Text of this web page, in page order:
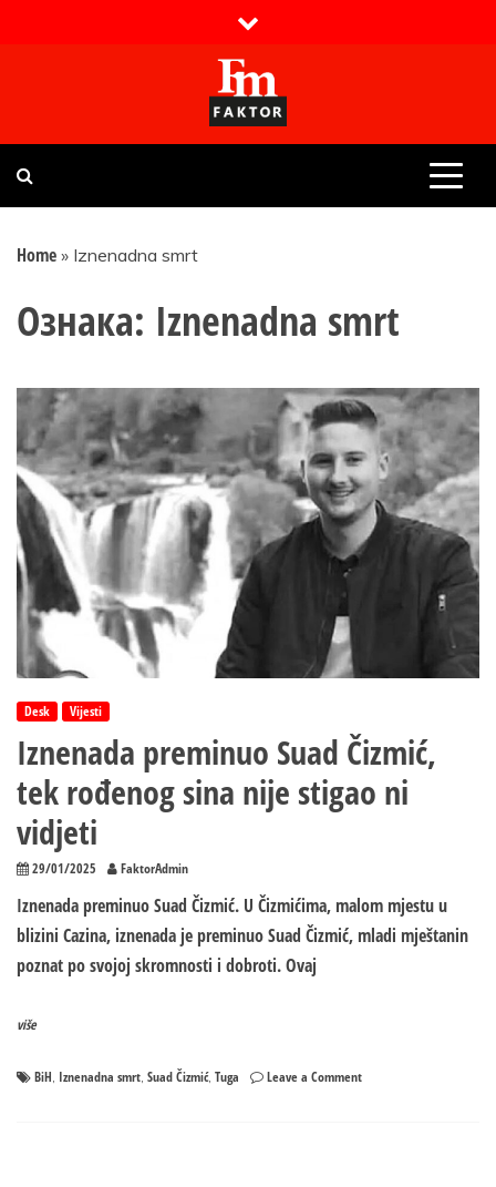
Faktor magazin
Uvijek presudan
Home » Iznenadna smrt
Ознака: Iznenadna smrt
Desk Vijesti
Iznenada preminuo Suad Čizmić,
tek rođenog sina nije stigao ni
vid‌jeti
29/01/2025 FaktorAdmin
Iznenada preminuo Suad Čizmić. U Čizmićima, malom mjestu u
blizini Cazina, iznenada je preminuo Suad Čizmić, mladi mještanin
poznat po svojoj skromnosti i dobroti. Ovaj
više
BiH, Iznenadna smrt, Suad Čizmić, Tuga Leave a Commenton